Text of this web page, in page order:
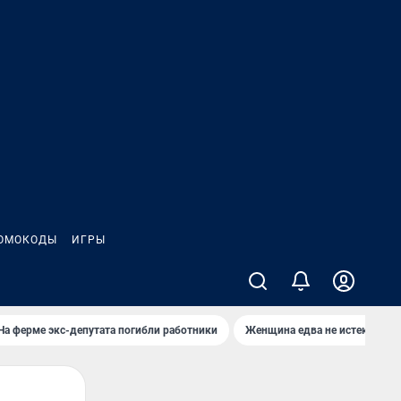
ИГРЫ
ферме экс-депутата погибли работники Женщина едва не истекла